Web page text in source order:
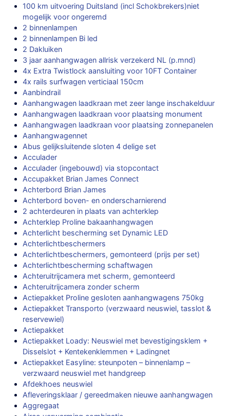
100 km uitvoering Duitsland (incl Schokbrekers)niet
mogelijk voor ongeremd
2 binnenlampen
2 binnenlampen Bi led
2 Dakluiken
3 jaar aanhangwagen allrisk verzekerd NL (p.mnd)
4x Extra Twistlock aansluiting voor 10FT Container
4x rails surfwagen verticiaal 150cm
Aanbindrail
Aanhangwagen laadkraan met zeer lange inschakelduur
Aanhangwagen laadkraan voor plaatsing monument
Aanhangwagen laadkraan voor plaatsing zonnepanelen
Aanhangwagennet
Abus gelijksluitende sloten 4 delige set
Acculader
Acculader (ingebouwd) via stopcontact
Accupakket Brian James Connect
Achterbord Brian James
Achterbord boven- en onderscharnierend
2 achterdeuren in plaats van achterklep
Achterklep Proline bakaanhangwagen
Achterlicht bescherming set Dynamic LED
Achterlichtbeschermers
Achterlichtbeschermers, gemonteerd (prijs per set)
Achterlichtbescherming schaftwagen
Achteruitrijcamera met scherm, gemonteerd
Achteruitrijcamera zonder scherm
Actiepakket Proline gesloten aanhangwagens 750kg
Actiepakket Transporto (verzwaard neuswiel, tasslot &
reservewiel)
Actiepakket
Actiepakket Loady: Neuswiel met bevestigingsklem +
Disselslot + Kentekenklemmen + Ladingnet
Actiepakket Easyline: steunpoten – binnenlamp –
verzwaard neuswiel met handgreep
Afdekhoes neuswiel
Afleveringsklaar / gereedmaken nieuwe aanhangwagen
Aggregaat